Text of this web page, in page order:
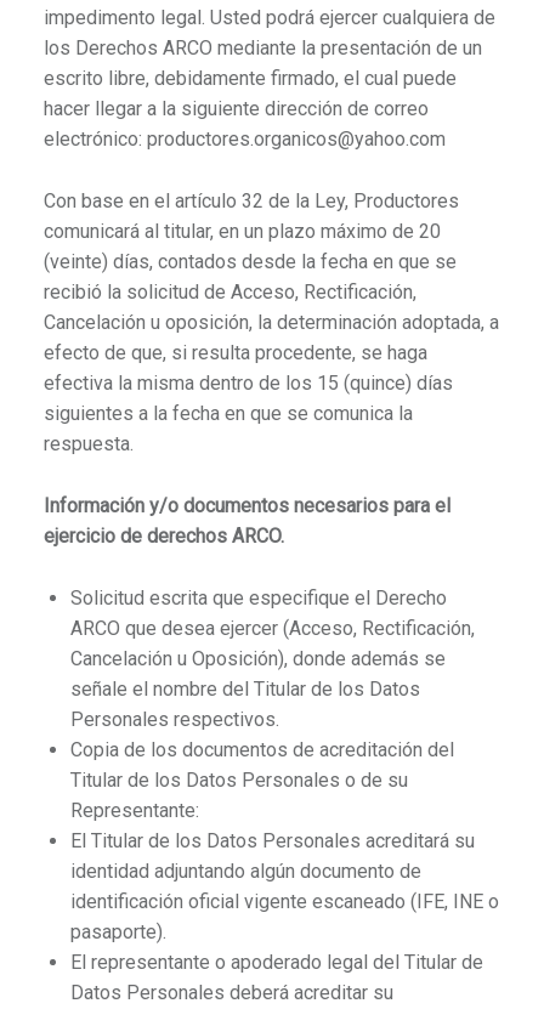
impedimento legal. Usted podrá ejercer cualquiera de
los Derechos ARCO mediante la presentación de un
escrito libre, debidamente firmado, el cual puede
hacer llegar a la siguiente dirección de correo
electrónico: productores.organicos@yahoo.com
Con base en el artículo 32 de la Ley, Productores
comunicará al titular, en un plazo máximo de 20
(veinte) días, contados desde la fecha en que se
recibió la solicitud de Acceso, Rectificación,
Cancelación u oposición, la determinación adoptada, a
efecto de que, si resulta procedente, se haga
efectiva la misma dentro de los 15 (quince) días
siguientes a la fecha en que se comunica la
respuesta.
Información y/o documentos necesarios para el
ejercicio de derechos ARCO.
Solicitud escrita que especifique el Derecho
ARCO que desea ejercer (Acceso, Rectificación,
Cancelación u Oposición), donde además se
señale el nombre del Titular de los Datos
Personales respectivos.
Copia de los documentos de acreditación del
Titular de los Datos Personales o de su
Representante:
El Titular de los Datos Personales acreditará su
identidad adjuntando algún documento de
identificación oficial vigente escaneado (IFE, INE o
pasaporte).
El representante o apoderado legal del Titular de
Datos Personales deberá acreditar su